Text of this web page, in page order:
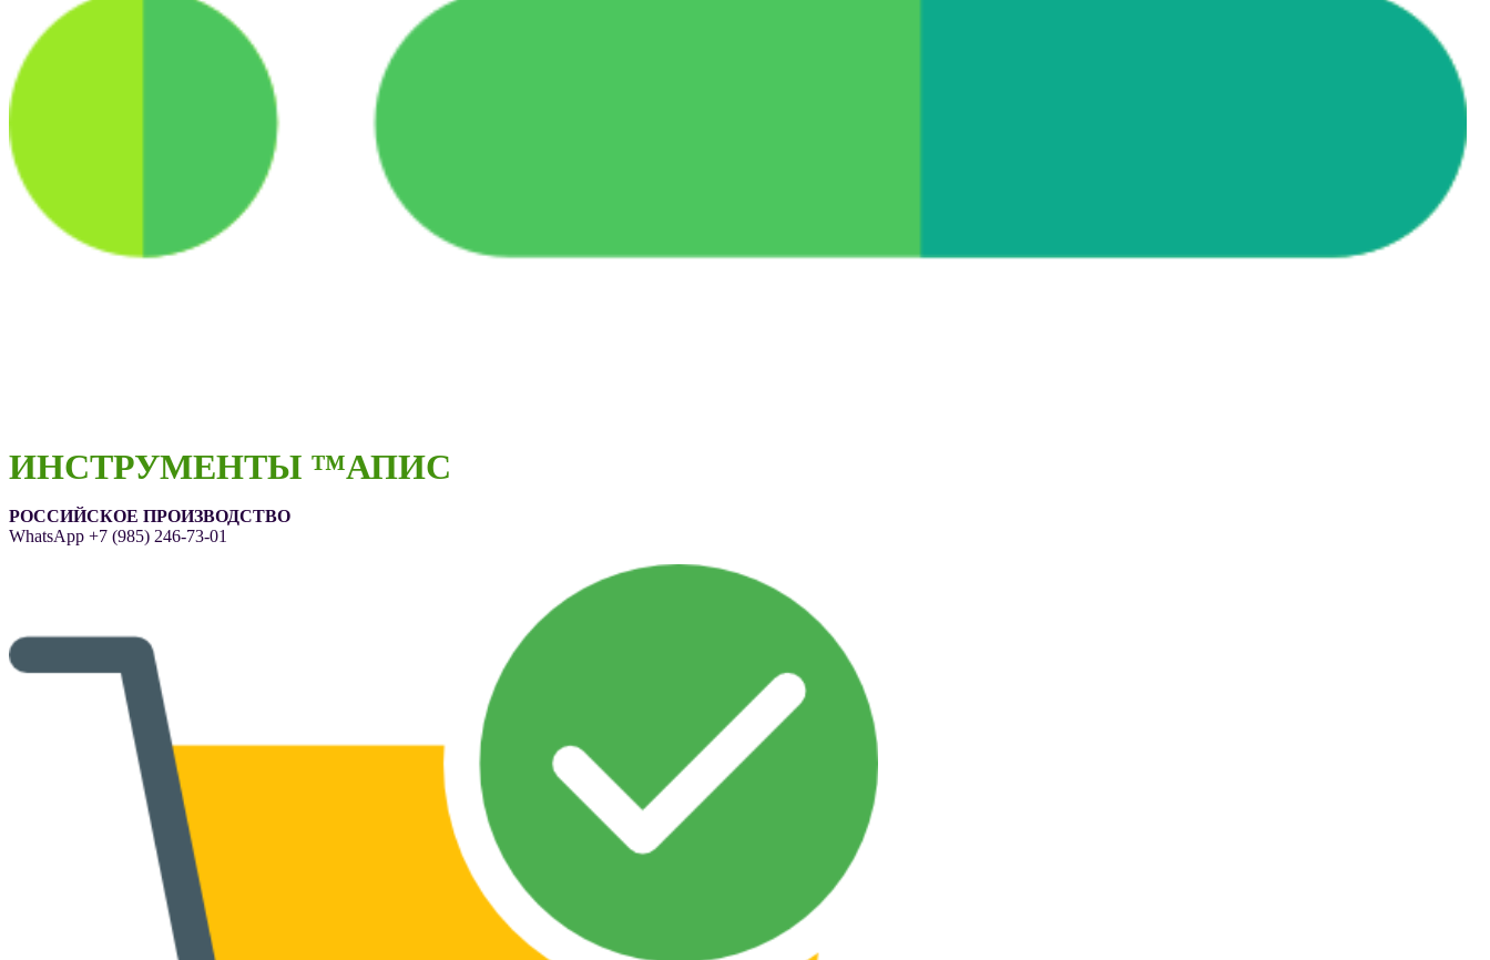
ИНСТРУМЕНТЫ ™АПИС
РОССИЙСКОЕ ПРОИЗВОДСТВО
WhatsApp +7 (985) 246-73-01